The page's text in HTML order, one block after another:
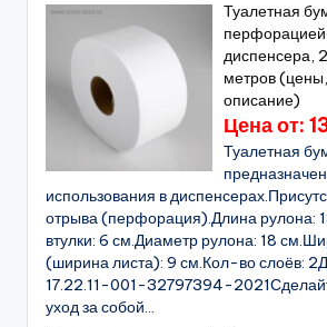
Туалетная
диспенсера,
метров
описание)
Цена от:
Туалетная
использования в
отрыва (перфорация).Длина рулона:
втулки: 6 см.Диаметр рулона: 18
(ширина листа): 9 см.Кол-во слоёв:
17.22.11-001-32797394-
уход за собой...